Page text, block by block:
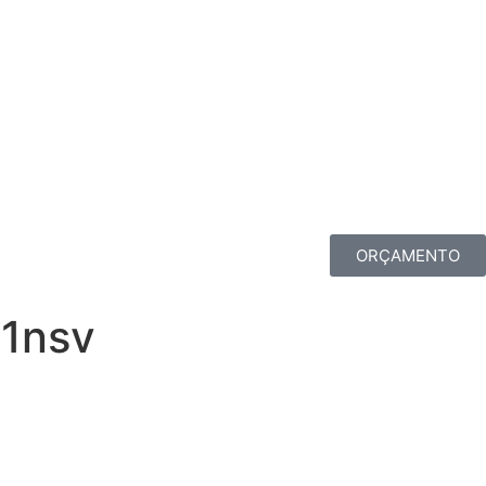
ORÇAMENTO